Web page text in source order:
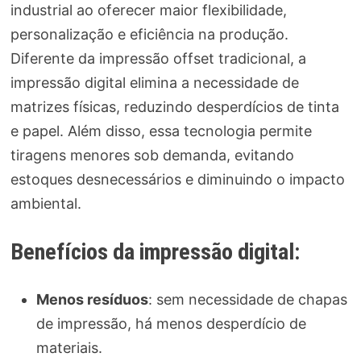
industrial ao oferecer maior flexibilidade,
personalização e eficiência na produção.
Diferente da impressão offset tradicional, a
impressão digital elimina a necessidade de
matrizes físicas, reduzindo desperdícios de tinta
e papel. Além disso, essa tecnologia permite
tiragens menores sob demanda, evitando
estoques desnecessários e diminuindo o impacto
ambiental.
Benefícios da impressão digital:
Menos resíduos: sem necessidade de chapas
de impressão, há menos desperdício de
materiais.